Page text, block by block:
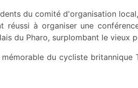
du comité d'organisation
à organiser une
du Pharo, surplombant le vieux
du cycliste britannique